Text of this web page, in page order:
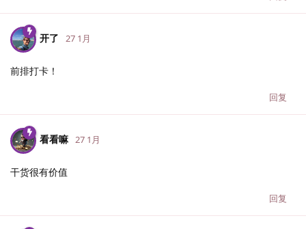
开了 27 1月
前排打卡！
回复
看看嘛 27 1月
干货很有价值
回复